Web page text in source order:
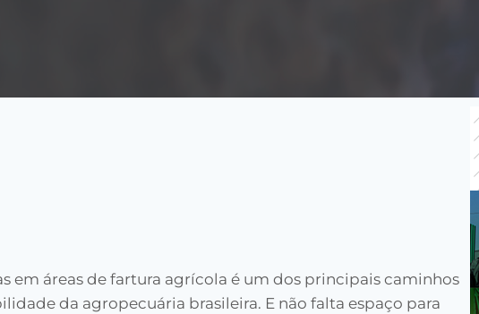
em áreas de fartura agrícola é um dos principais caminhos
da agropecuária brasileira. E não falta espaço para